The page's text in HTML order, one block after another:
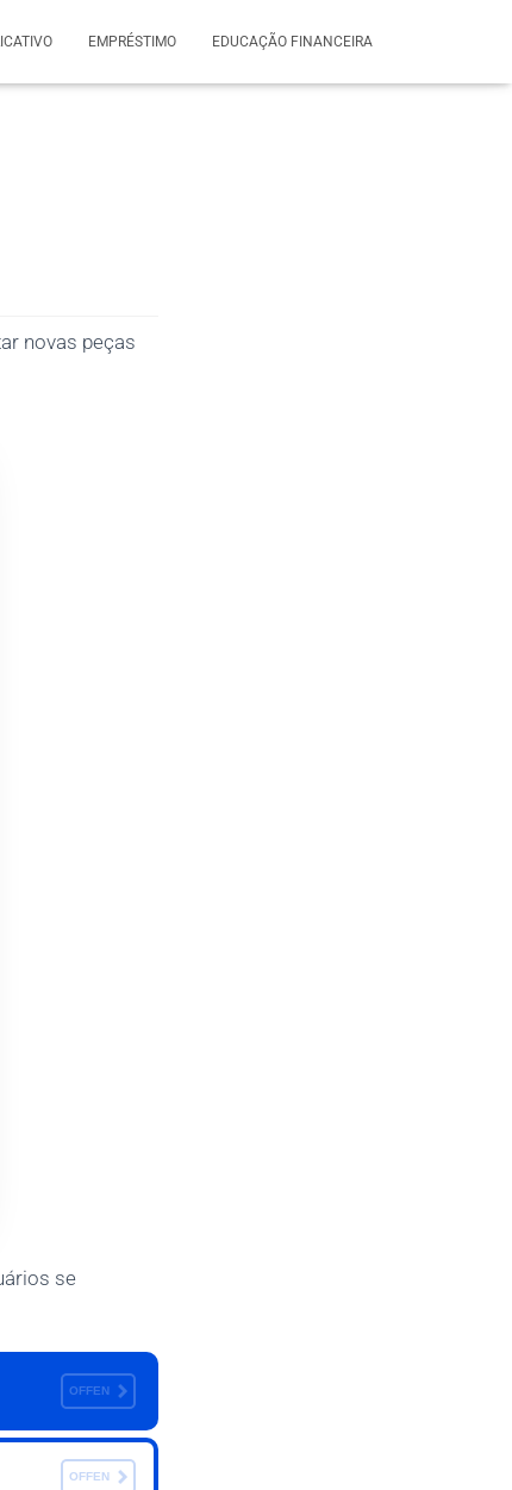
EMPRÉSTIMO EDUCAÇÃO FINANCEIRA
novas peças
se
OFFEN
OFFEN